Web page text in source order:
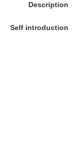
Description
Self introduction